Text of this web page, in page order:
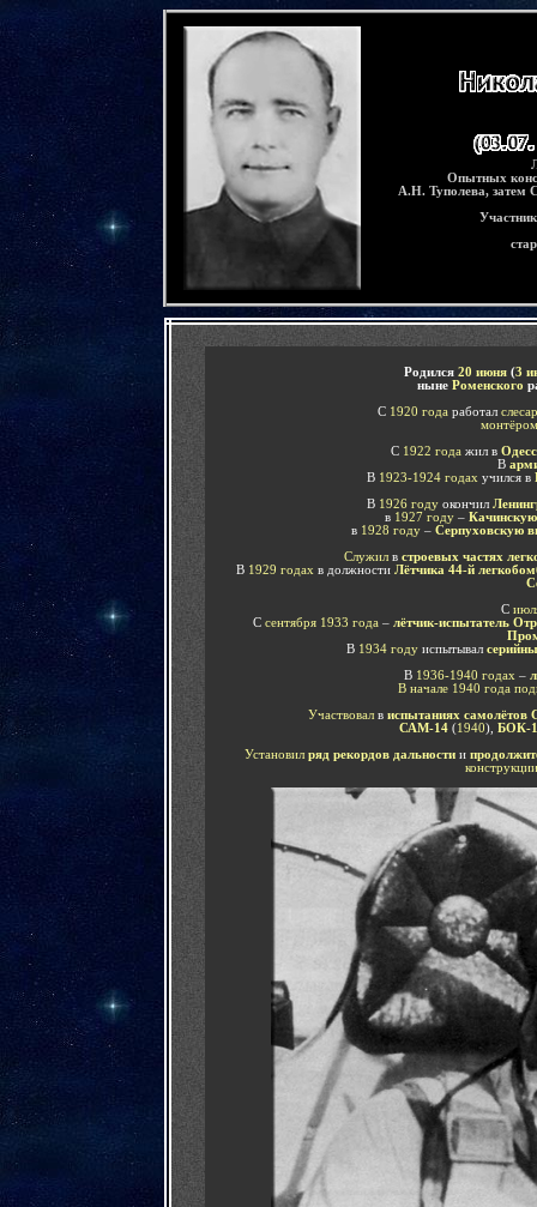
Опытных
А.Н. Туполева, затем
Родился 20 июня(3
ныне Роменского
С 1920 года работал
монтёром
С 1922 года жил в
В
В 1923-1924 годах учился в
В1926 годуокончил
в 1927 году –
в 1928 году– Серпуховскую
Служил в строевых частях
В 1929 годах в должности Лётчика 44-й
С
С сентября 1933 года –лётчик-испытатель
П
В 1934 годуиспытывал
В 1936-1940 годах –
В начале 1940 года
Участвовал в испытаниях самолётов
САМ-14 (1940), БОК-1
Установил ряд рекордов дальности и